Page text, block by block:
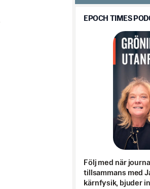
EPOCH TIMES
Följ med när
tillsammans med
kärnfysik, bjuder